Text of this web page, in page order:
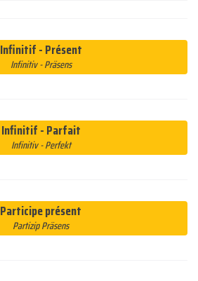
Infinitif - Présent
Infinitiv - Präsens
Infinitif - Parfait
Infinitiv - Perfekt
Participe présent
Partizip Präsens